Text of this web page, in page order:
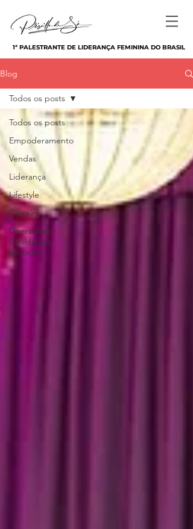
1ª PALESTRANTE DE LIDERANÇA FEMININA DO BRASIL
Blog
Todos os posts
Empoderamento
Vendas
Liderança
Lifestyle
Carreira
Diversidade
Equidade e
Inclusão
Todos os posts